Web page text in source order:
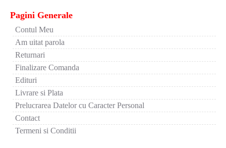
Pagini Generale
Contul Meu
Am uitat parola
Returnari
Finalizare Comanda
Edituri
Livrare si Plata
Prelucrarea Datelor cu Caracter Personal
Contact
Termeni si Conditii